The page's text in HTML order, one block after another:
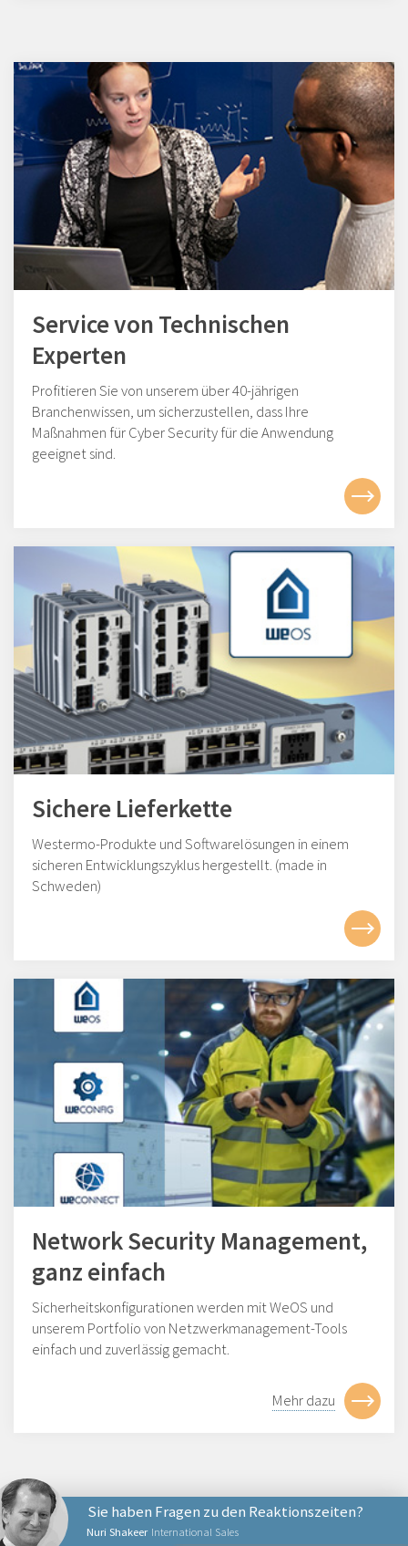
Service von Technischen
Experten
Profitieren Sie von unserem über 40-jährigen
Branchenwissen, um sicherzustellen, dass Ihre
Maßnahmen für Cyber Security für die Anwendung
geeignet sind.
Sichere Lieferkette
Westermo-Produkte und Softwarelösungen in einem
sicheren Entwicklungszyklus hergestellt. (made in
Schweden)
Network Security Management,
ganz einfach
Sicherheitskonfigurationen werden mit WeOS und
unserem Portfolio von Netzwerkmanagement-Tools
einfach und zuverlässig gemacht.
Mehr dazu
Nuri Shakeer International Sales
Sie haben Fragen zu den Reaktionszeiten?